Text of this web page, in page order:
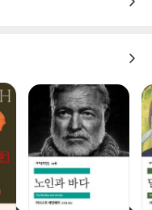
서술로도 읽을 수 있는 자유
지에 따라 전혀 다른 인상을
영향, 그리고 제1차세계대
는 시각 자체가 크게 변화하
설 속 인물에도 반영하고자
잡을 데 없이 우아한 상류층
이고 “철저한 회의주의
하는 동시에 항상 죽음에 대